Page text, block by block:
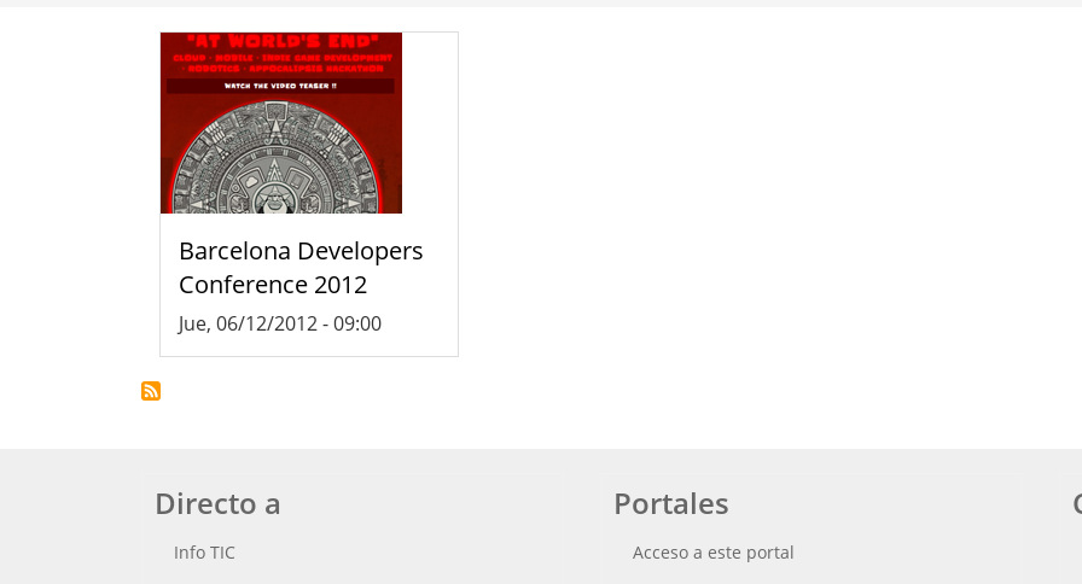
Barcelona Developers
Conference 2012
Jue, 06/12/2012 - 09:00
Directo a
Info TIC
Portales
Acceso a este portal